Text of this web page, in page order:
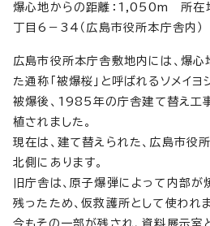
爆心地からの距離：1,050m 所在
丁目6－34（広島市役所本庁舎内）
広島市役所本庁舎敷地内には、爆
た通称「被爆桜」と呼ばれるソメイヨ
被爆後、1985年の庁舎建て替え工
植されました。
現在は、建て替えられた、広島市役
北側にあります。
旧庁舎は、原子爆弾によって内部
残ったため、仮救護所として使われま
今もその一部が残され、資料展示室